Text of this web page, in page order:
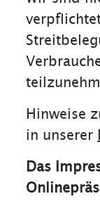
Hinweise
in unserer
Das